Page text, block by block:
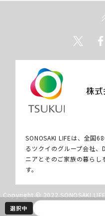
選択中
SONOSAKI LIFEは、全国
るツクイのグループ会社、
ニアとそのご家族の暮らし
す。
Copyright © 2022 SONOSAKI